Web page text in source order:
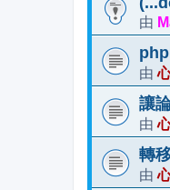
由
由
讓
由
轉
由